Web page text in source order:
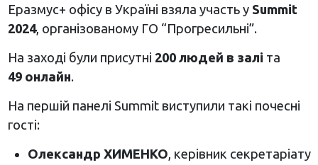
Еразмус+ офісу в Україні взяла участь у Summit
2024, організованому ГО “Прогресильні”.
На заході були присутні 200 людей в залі та
49онлайн.
На першій панелі Summit виступили такі почесні
гості:
Олександр ХИМЕНКО, керівник секретаріату